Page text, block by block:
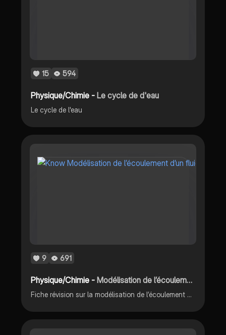
15 594
Physique/Chimie -Le cycle de d'eau
Le cycle de l'eau
9 691
Physique/Chimie -Modélisation de l’écoulement d’un fluide
Fiche révision sur la modélisation de l’écoulement d’un fluide